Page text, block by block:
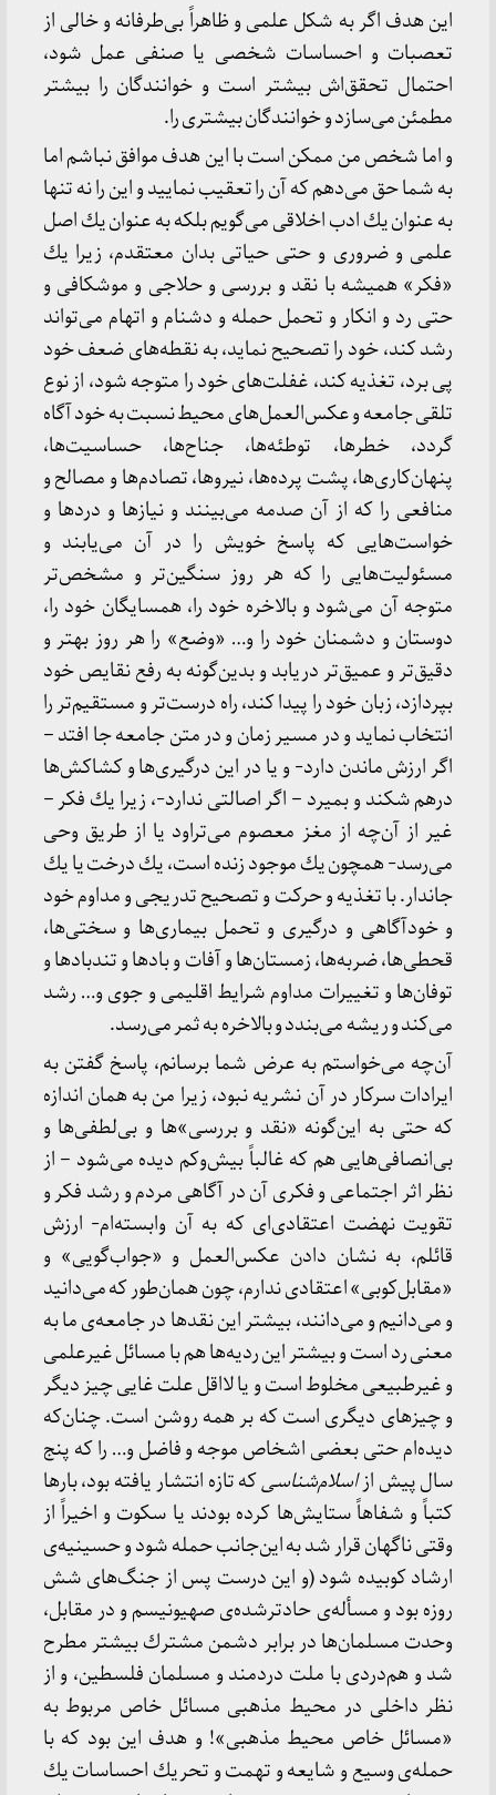
این هدف اگر به شكل علمی و ظاهراً بی‌طرفانه و خالی از
تعصبات و احساسات شخصی یا صنفی عمل شود،
احتمال تحقق‌اش بیشتر است و خوانندگان را بیشتر
مطمئن می‌سازد و خوانندگان بیشتری را.
و اما شخص من ممكن است با این هدف موافق نباشم اما
به شما حق می‌دهم كه آن را تعقیب نمایید و این را نه تنها
به عنوان یك ادب اخلاقی می‌گویم بلكه به عنوان یك اصل
علمی و ضروری و حتی حیاتی بدان معتقدم، زیرا یك
«فكر» همیشه با نقد و بررسی و حلاجی و موشكافی و
حتی رد و انكار و تحمل حمله و دشنام و اتهام می‌تواند
رشد كند، خود را تصحیح نماید، به نقطه‌های ضعف خود
پی برد، تغذیه كند، غفلت‌های خود را متوجه شود، از نوع
تلقی جامعه و عكس‌العمل‌های محیط نسبت به خود آگاه
گردد، خطرها، توطئه‌ها، جناح‌ها، حساسیت‌ها،‌
پنهان‌کاری‌ها، پشت پرده‌ها، نیروها، تصادم‌ها و مصالح و
منافعی را كه از آن صدمه می‌بینند و نیازها و دردها و
خواست‌هایی كه پاسخ خویش را در آن می‌یابند و
مسئولیت‌هایی را كه هر روز سنگین‌تر و مشخص‌تر
متوجه آن می‌شود و بالاخره خود را، همسایگان خود را،
دوستان و دشمنان خود را و… «وضع» را هر روز بهتر و
دقیق‌تر و عمیق‌تر دریابد و بدین‌گونه به رفع نقایص خود
بپردازد، زبان خود را پیدا كند، راه درست‌تر و مستقیم‌تر را
انتخاب نماید و در مسیر زمان و در متن جامعه جا افتد –
اگر ارزش ماندن دارد- و یا در این درگیری‌ها و كشاكش‌ها
درهم شكند و بمیرد – اگر اصالتی ندارد-، زیرا یك فكر –
غیر از آن‌چه از مغز معصوم می‌تراود یا از طریق وحی
می‌رسد- همچون یك موجود زنده است، یك درخت یا یك
جاندار. با تغذیه و حركت و تصحیح تدریجی و مداوم خود
و خودآگاهی و درگیری و تحمل بیماری‌ها و سختی‌ها،
قحطی‌ها، ضربه‌ها، زمستان‌ها و آفات و بادها و تندبادها و
توفان‌ها و تغییرات مداوم شرایط اقلیمی و جوی و… رشد
می‌كند و ریشه می‌بندد و بالاخره به ثمر می‌رسد.
آن‌چه می‌خواستم به عرض شما برسانم، پاسخ گفتن به
ایرادات سركار در آن نشریه نبود، زیرا من به همان اندازه
كه حتی به این‌گونه «نقد و بررسی»‌ها و بی‌لطفی‌ها و
بی‌انصافی‌هایی هم كه غالباً بیش‌وكم دیده می‌شود – از
نظر اثر اجتماعی و فكری آن در آگاهی مردم و رشد فكر و
تقویت نهضت اعتقادی‌ای كه به آن وابسته‌ام- ارزش
قائلم، به نشان دادن عكس‌العمل و «جواب‌گویی» و
«مقابل‌كوبی» اعتقادی ندارم، چون همان‌طور كه می‌دانید
و می‌دانیم و می‌دانند، بیشتر این نقدها در جامعه‌ی ما به
معنی رد است و بیشتر این ردیه‌ها هم با مسائل غیرعلمی
و غیرطبیعی مخلوط است و یا لااقل علت غایی چیز دیگر
و چیزهای دیگری است كه بر همه روشن است. چنان‌كه
دیده‌ام حتی بعضی اشخاص موجه و فاضل و… را كه پنج
سال پیش ازاسلام‌شناسیكه تازه انتشار یافته بود، بارها
كتباً و شفاهاً ستایش‌ها كرده بودند یا سكوت و اخیراً از
وقتی ناگهان قرار شد به این‌جانب حمله شود و حسینیه‌ی
ارشاد كوبیده شود (و این درست پس از جنگ‌های شش
روزه بود و مسأله‌ی حادترشده‌ی صهیونیسم و در مقابل،
وحدت مسلمان‌ها در برابر دشمن مشترك بیشتر مطرح
شد و هم‌دردی با ملت دردمند و مسلمان فلسطین، و از
نظر داخلی در محیط مذهبی مسائل خاص مربوط به
«مسائل خاص محیط مذهبی»! و هدف این بود كه با
حمله‌ی وسیع و شایعه و تهمت و تحریك احساسات یك